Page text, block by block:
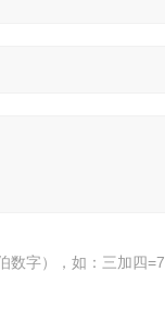
数字），如：三加四=7